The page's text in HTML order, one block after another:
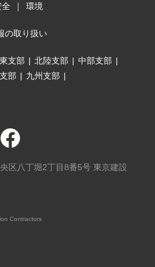
全 ｜ 環境
の取り扱い
支部 | 北陸支部 | 中部支部 |
部 | 九州支部 |
区八丁堀2丁目8番5号 東京建設
Contractors